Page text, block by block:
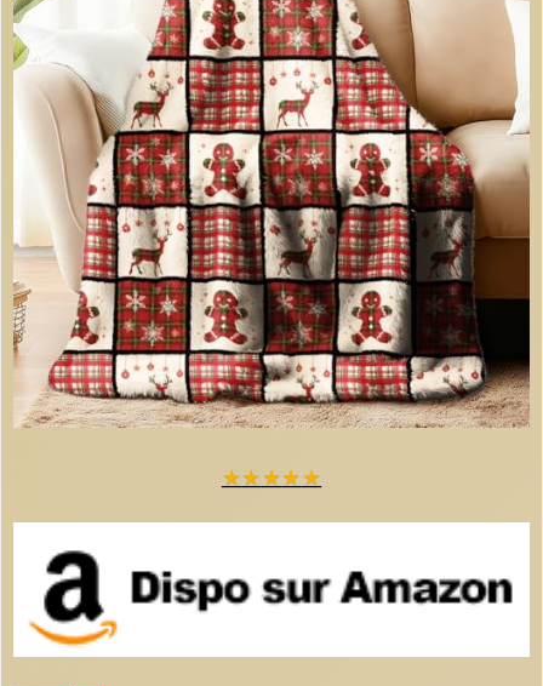
★★★★★